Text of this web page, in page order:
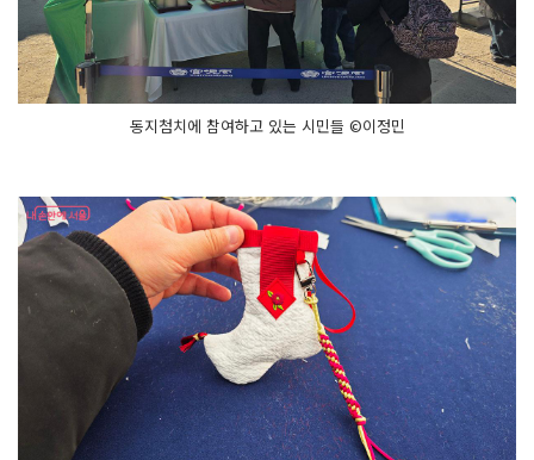
동지첨치에 참여하고 있는 시민들 ©이정민